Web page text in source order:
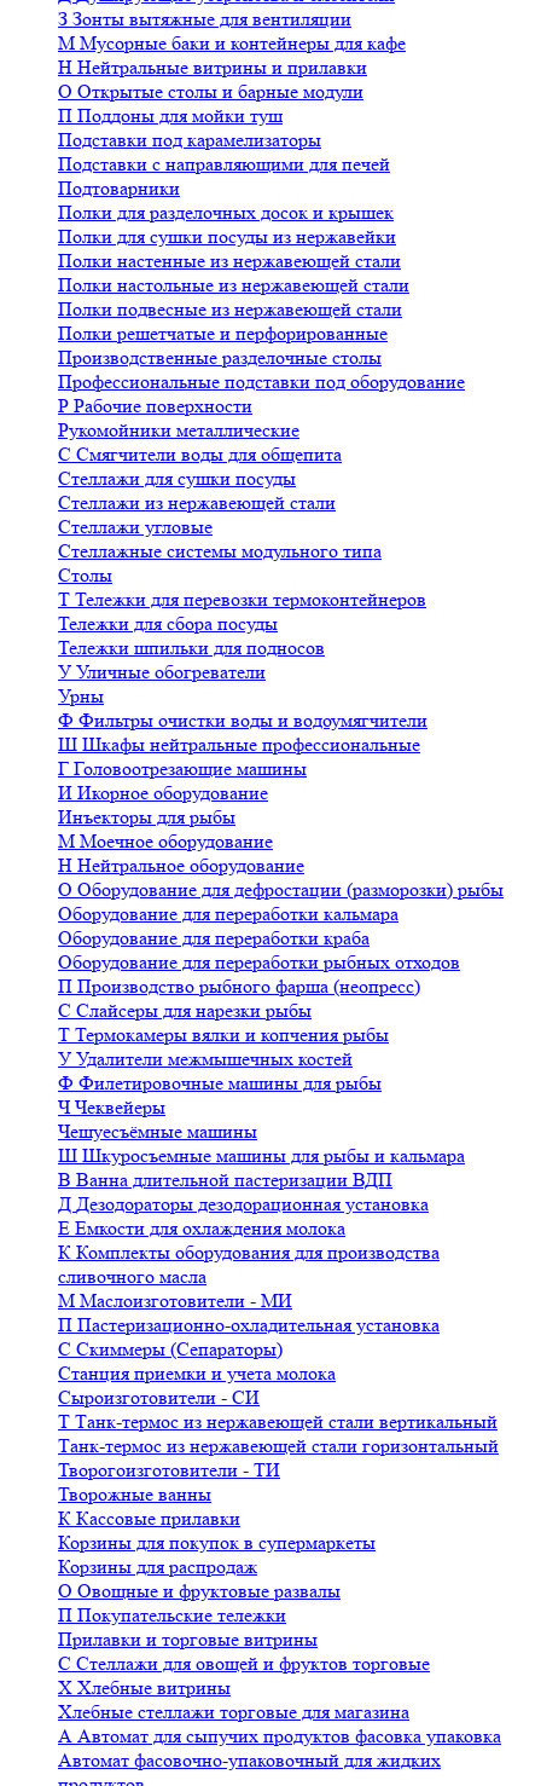
З Зонты вытяжные для вентиляции
М Мусорные баки и контейнеры для кафе
Н Нейтральные витрины и прилавки
О Открытые столы и барные модули
П Поддоны для мойки туш
Подставки под карамелизаторы
Подставки с направляющими для печей
Подтоварники
Полки для разделочных досок и крышек
Полки для сушки посуды из нержавейки
Полки настенные из нержавеющей стали
Полки настольные из нержавеющей стали
Полки подвесные из нержавеющей стали
Полки решетчатые и перфорированные
Производственные разделочные столы
Профессиональные подставки под оборудование
Р Рабочие поверхности
Рукомойники металлические
С Смягчители воды для общепита
Стеллажи для сушки посуды
Стеллажи из нержавеющей стали
Стеллажи угловые
Стеллажные системы модульного типа
Столы
Т Тележки для перевозки термоконтейнеров
Тележки для сбора посуды
Тележки шпильки для подносов
У Уличные обогреватели
Урны
Ф Фильтры очистки воды и водоумягчители
Ш Шкафы нейтральные профессиональные
Г Головоотрезающие машины
И Икорное оборудование
Инъекторы для рыбы
М Моечное оборудование
Н Нейтральное оборудование
О Оборудование для дефростации (разморозки) рыбы
Оборудование для переработки кальмара
Оборудование для переработки краба
Оборудование для переработки рыбных отходов
П Производство рыбного фарша (неопресс)
С Слайсеры для нарезки рыбы
Т Термокамеры вялки и копчения рыбы
У Удалители межмышечных костей
Ф Филетировочные машины для рыбы
ЧЧеквейеры
Чешуесъёмные машины
Ш Шкуросъемные машины для рыбы и кальмара
В Ванна длительной пастеризации ВДП
Д Дезодораторы дезодорационная установка
Е Емкости для охлаждения молока
К Комплекты оборудования для производства
сливочного масла
М Маслоизготовители - МИ
П Пастеризационно-охладительная установка
С Скиммеры (Сепараторы)
Станция приемки и учета молока
Сыроизготовители - СИ
Т Танк-термос из нержавеющей стали вертикальный
Танк-термос из нержавеющей стали горизонтальный
Творогоизготовители - ТИ
Творожные ванны
К Кассовые прилавки
Корзины для покупок в супермаркеты
Корзины для распродаж
О Овощные и фруктовые развалы
П Покупательские тележки
Прилавки и торговые витрины
С Стеллажи для овощей и фруктов торговые
Х Хлебные витрины
Хлебные стеллажи торговые для магазина
А Автомат для сыпучих продуктов фасовка упаковка
Автомат фасовочно-упаковочный для жидких